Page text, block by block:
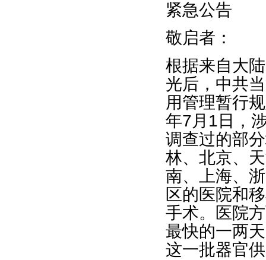
紧急公告
敬启者：
根据来自大
光后，中共
用管理暂行
年7月1日，
调查过的部
林、北京、
南、上海、
区的医院和
手术。医院
最快的一两
这一批器官